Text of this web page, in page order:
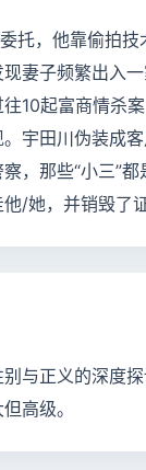
托，他靠偷拍
妻子频繁出入
10起富商情杀
宇田川伪装成
，那些“小三”
/她，并销毁了
与正义的深度
高级。